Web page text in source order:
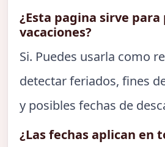
¿Esta pagina sirve
vacaciones?
Si. Puedes usarla como
detectar feriados, fines
y posibles fechas de
¿Las fechas aplican en